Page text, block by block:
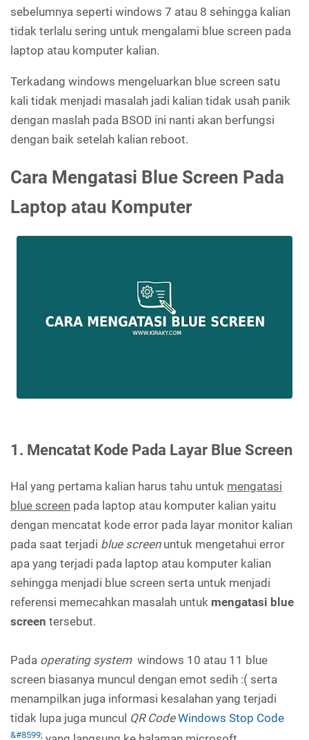
sebelumnya seperti windows 7 atau 8 sehingga kalian
tidak terlalu sering untuk mengalami blue screen pada
laptop atau komputer kalian.
Terkadang windows mengeluarkan blue screen satu
kali tidak menjadi masalah jadi kalian tidak usah panik
dengan maslah pada BSOD ini nanti akan berfungsi
dengan baik setelah kalian reboot.
Cara Mengatasi Blue Screen Pada
Laptop atau Komputer
1. Mencatat Kode Pada Layar Blue Screen
Hal yang pertama kalian harus tahu untuk mengatasi
blue screen pada laptop atau komputer kalian yaitu
dengan mencatat kode error pada layar monitor kalian
pada saat terjadi blue screenuntuk mengetahui error
apa yang terjadi pada laptop atau komputer kalian
sehingga menjadi blue screen serta untuk menjadi
referensi memecahkan masalah untuk mengatasi blue
screen tersebut.
Pada operating systemwindows 10 atau 11 blue
screen biasanya muncul dengan emot sedih :( serta
menampilkan juga informasi kesalahan yang terjadi
tidak lupa juga muncul QR Code Windows Stop Code